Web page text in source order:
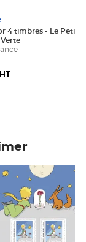
4 timbres - Le Petit
HT